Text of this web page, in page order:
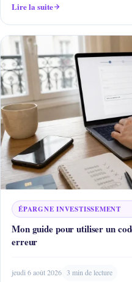
Lire la suite
ÉPARGNE INVESTISSEMENT
Mon guide pour utiliser un
erreur
jeudi 6 août 2026 3 min de lecture